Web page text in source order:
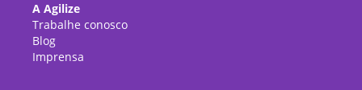
A Agilize
Trabalhe conosco
Blog
Imprensa